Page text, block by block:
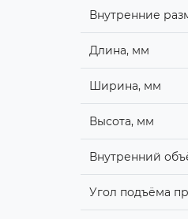
Внутренние
Длина, мм
Ширина, мм
Высота, мм
Внутренний
Угол подъёма